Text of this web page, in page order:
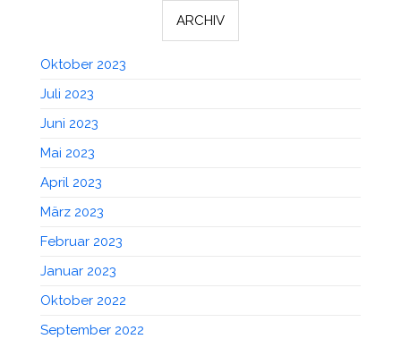
ARCHIV
Oktober 2023
Juli 2023
Juni 2023
Mai 2023
April 2023
März 2023
Februar 2023
Januar 2023
Oktober 2022
September 2022